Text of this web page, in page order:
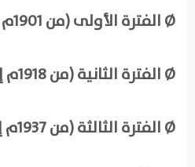
Ø الفترة الأولى (من 1901م إلى 1917م).
Ø الفترة الثانية (من 1918م إلى 1936م).
Ø الفترة الثالثة (من 1937م إلى 1948م).